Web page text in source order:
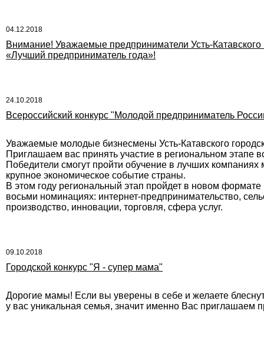
04.12.2018
Внимание! Уважаемые предприниматели Усть-Катавского
«Лучший предприниматель года»!
24.10.2018
Всероссийский конкурс "Молодой предприниматель
Уважаемые молодые бизнесмены Усть-Катавского
Приглашаем вас принять участие в региональном этапе
Победители смогут пройти обучение в лучших
крупное экономическое событие страны.
В этом году региональный этап пройдет в новом
восьми номинациях: интернет-предпринимательство,
производство, инновации, торговля, сфера услуг.
09.10.2018
Городской конкурс "Я - супер мама"
Дорогие мамы! Если вы уверены в себе и желаете
у вас уникальная семья, значит именно Вас приглашаем